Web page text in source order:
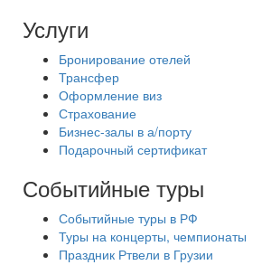
Услуги
Бронирование отелей
Трансфер
Оформление виз
Страхование
Бизнес-залы в а/порту
Подарочный сертификат
Событийные туры
Событийные туры в РФ
Туры на концерты, чемпионаты
Праздник Ртвели в Грузии